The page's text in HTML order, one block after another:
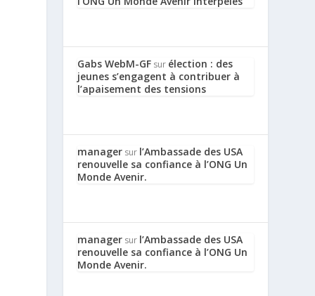
Gabs WebM-GF sur élection : des
jeunes s’engagent à contribuer à
l’apaisement des tensions
manager sur l’Ambassade des USA
renouvelle sa confiance à l’ONG Un
Monde Avenir.
manager sur l’Ambassade des USA
renouvelle sa confiance à l’ONG Un
Monde Avenir.